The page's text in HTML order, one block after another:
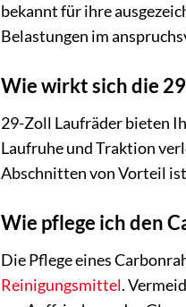
bekannt für ihre
Belastungen im
Wie wirkt sich die
29-Zoll Laufräder bieten
Laufruhe und Traktion
Abschnitten von Vorteil
Wie pflege ich den
Die Pflege eines
Reinigungsmittel.